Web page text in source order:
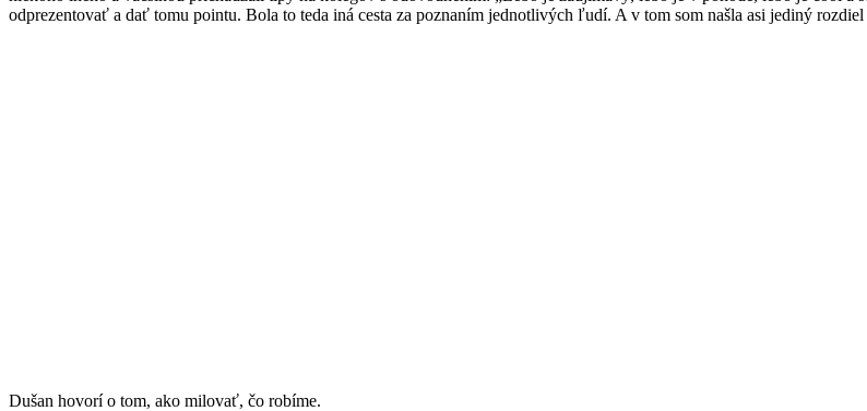
odprezentovať a dať tomu pointu. Bola to teda iná cesta za poznaním jednotlivých ľudí. A v tom som našla asi jediný
Dušan hovorí o tom, ako milovať, čo robíme.